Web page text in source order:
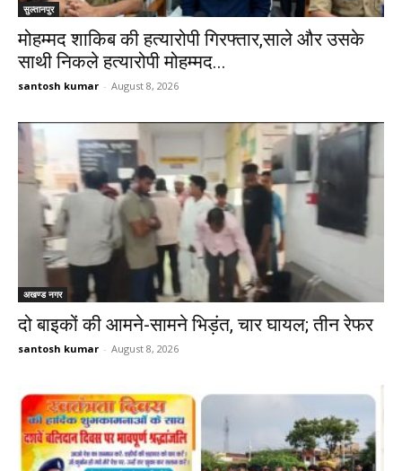
सुल्तानपुर
मोहम्मद शाकिब की हत्यारोपी गिरफ्तार,साले और उसके
साथी निकले हत्यारोपी मोहम्मद...
santosh kumar - August 8, 2026
अखण्ड नगर
दो बाइकों की आमने-सामने भिड़ंत, चार घायल; तीन रेफर
santosh kumar - August 8, 2026